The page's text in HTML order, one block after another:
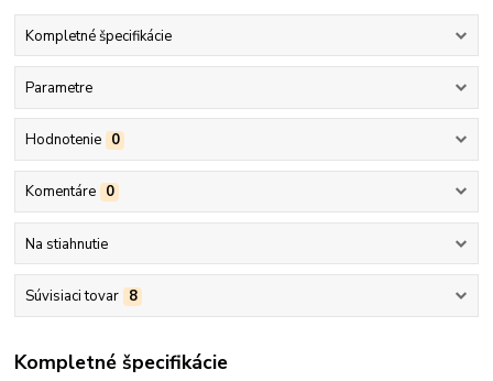
Kompletné špecifikácie
Parametre
Hodnotenie 0
Komentáre 0
Na stiahnutie
Súvisiaci tovar 8
Kompletné špecifikácie